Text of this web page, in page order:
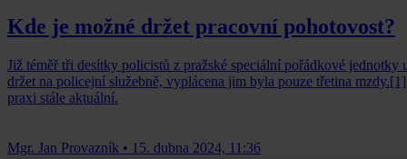
Kde je možné držet pracovní pohotovost?
Již téměř tři desítky policistů z pražské speciální pořádkové
držet na policejní služebně, vyplácena jim byla pouze třetina
praxi stále aktuální.
Mgr. Jan Provazník • 15. dubna 2024, 11:36